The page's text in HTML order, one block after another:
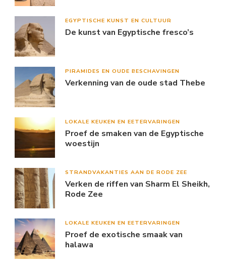
EGYPTISCHE KUNST EN CULTUUR
De kunst van Egyptische fresco’s
PIRAMIDES EN OUDE BESCHAVINGEN
Verkenning van de oude stad Thebe
LOKALE KEUKEN EN EETERVARINGEN
Proef de smaken van de Egyptische
woestijn
STRANDVAKANTIES AAN DE RODE ZEE
Verken de riffen van Sharm El Sheikh,
Rode Zee
LOKALE KEUKEN EN EETERVARINGEN
Proef de exotische smaak van
halawa